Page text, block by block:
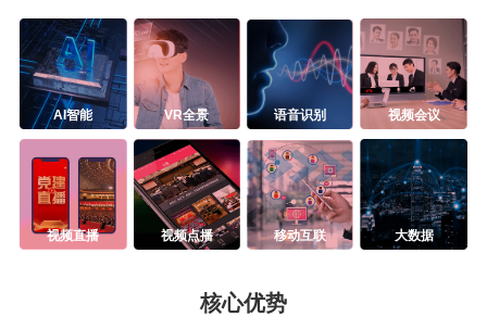
AI智能 VR全景 语音识别 视频会议
视频直播 视频点播 移动互联 大数据
核心优势